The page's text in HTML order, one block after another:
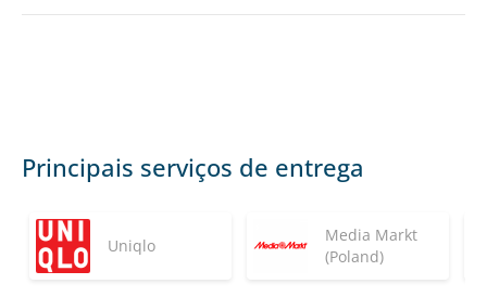
Principais serviços de entrega
Uniqlo
Media Markt
(Poland)